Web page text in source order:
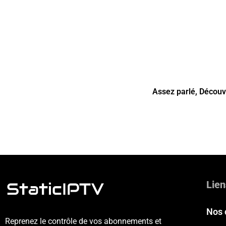
Assez parlé,
Reprenez le contrôle de vos abonnements et
Nos